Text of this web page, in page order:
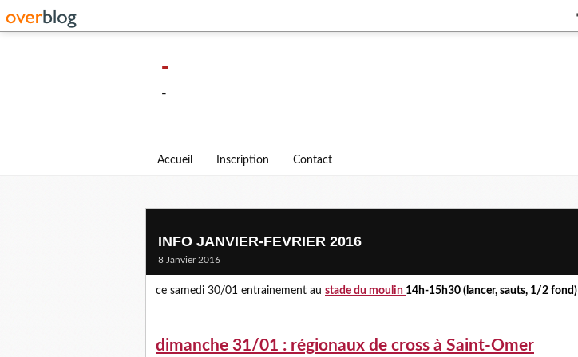
-
-
Accueil Inscription Contact
INFO JANVIER-FEVRIER 2016
8 Janvier 2016
ce samedi 30/01 entrainement au stade du moulin 14h-15h30 (lancer, sauts, 1/2 fond)
dimanche 31/01 : régionaux de cross à Saint-Omer